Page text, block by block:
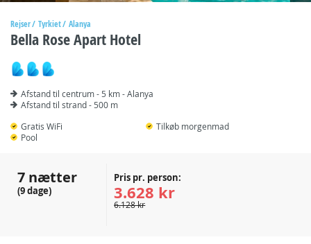
Rejser Tyrkiet Alanya
Bella Rose Apart Hotel
Afstand til centrum - 5 km - Alanya
Afstand til strand - 500 m
Gratis WiFi
Pool
Tilkøb morgenmad
7 nætter
(9 dage)
Pris pr. person:
3.628 kr
6.128 kr